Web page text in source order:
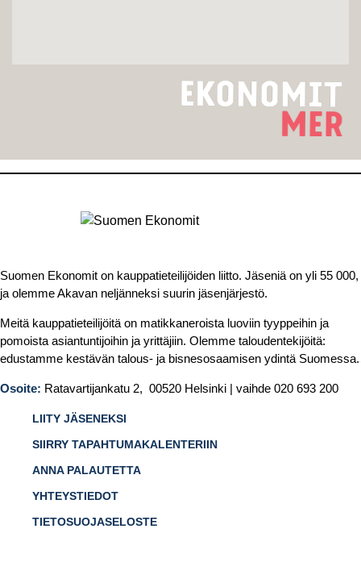
Suomen Ekonomit on kauppatieteilijöiden liitto. Jäseniä on yli 55 000,
ja olemme Akavan neljänneksi suurin jäsenjärjestö.
Meitä kauppatieteilijöitä on matikkaneroista luoviin tyyppeihin ja
pomoista asiantuntijoihin ja yrittäjiin. Olemme taloudentekijöitä:
edustamme kestävän talous- ja bisnesosaamisen ydintä Suomessa.
Osoite: Ratavartijankatu 2, 00520 Helsinki | vaihde 020 693 200
LIITY JÄSENEKSI
SIIRRY TAPAHTUMAKALENTERIIN
ANNA PALAUTETTA
YHTEYSTIEDOT
TIETOSUOJASELOSTE